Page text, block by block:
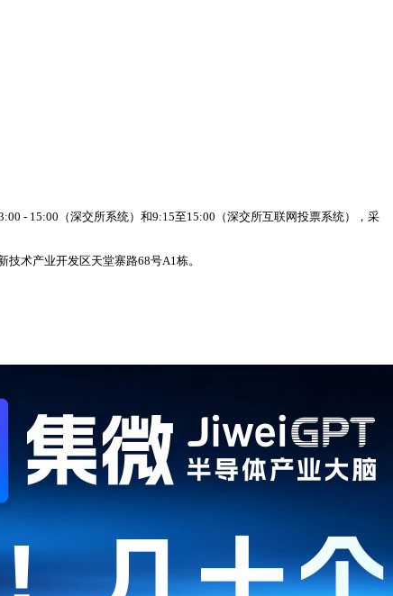
- 15:00（深交所系统）和9:15至15:00（深交所互联网投票系统），采
术产业开发区天堂寨路68号A1栋。